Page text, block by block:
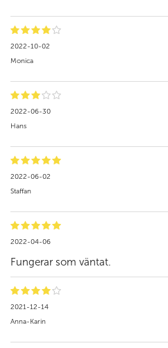
2022-10-02
Monica
2022-06-30
Hans
2022-06-02
Staffan
2022-04-06
Fungerar som väntat.
2021-12-14
Anna-Karin